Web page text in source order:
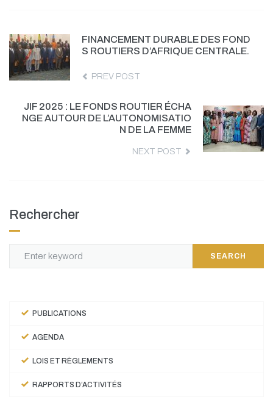
FINANCEMENT DURABLE DES FOND
S ROUTIERS D’AFRIQUE CENTRALE.
PREV POST
JIF 2025 : LE FONDS ROUTIER ÉCHA
NGE AUTOUR DE L’AUTONOMISATIO
N DE LA FEMME
NEXT POST
Rechercher
SEARCH
PUBLICATIONS
AGENDA
LOIS ET RÈGLEMENTS
RAPPORTS D’ACTIVITÉS